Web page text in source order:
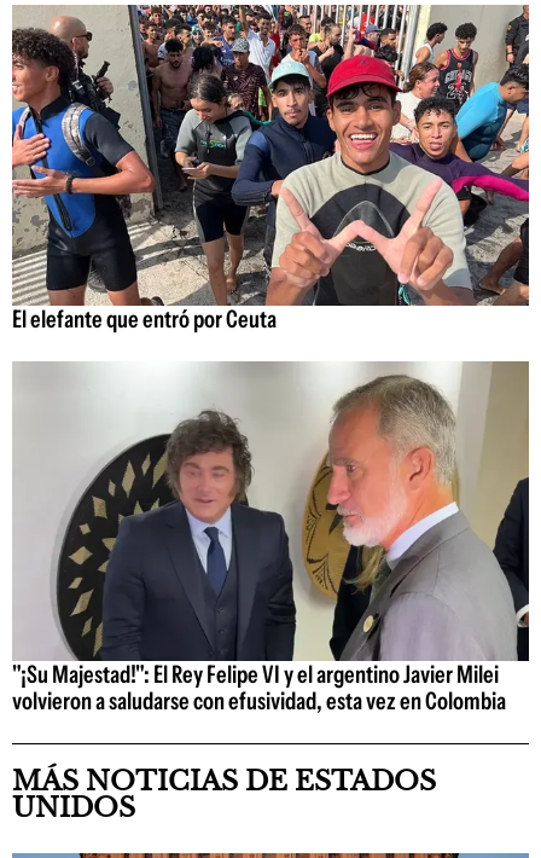
El elefante que entró por Ceuta
"¡Su Majestad!": El Rey Felipe VI y el argentino Javier Milei
volvieron a saludarse con efusividad, esta vez en Colombia
MÁS NOTICIAS DE ESTADOS
UNIDOS